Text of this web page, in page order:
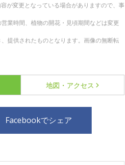
が変更となっている場合がありますので、事
業時間、植物の開花・見頃期間などは変更
提供されたものとなります。画像の無断転
地図・アクセス
Facebookでシェア